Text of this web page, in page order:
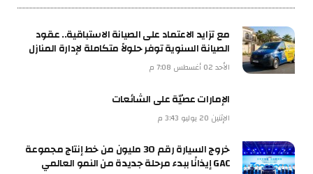
مع تزايد الاعتماد على الصيانة الاستباقية.. عقود
الصيانة السنوية توفر حلولاً متكاملة لإدارة المنازل
الأحد 02 أغسطس 7:08 م
الإمارات عصيّة على الشائعات
الإثنين 20 يوليو 3:43 م
خروج السيارة رقم 30 مليون من خط إنتاج مجموعة
GAC إيذانًا ببدء مرحلة جديدة من النمو العالمي